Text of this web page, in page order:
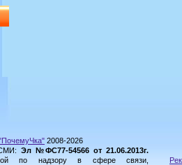
2008-2026
Эл №ФС77-54566 от 21.06.2013г.
по надзору в сфере связи,